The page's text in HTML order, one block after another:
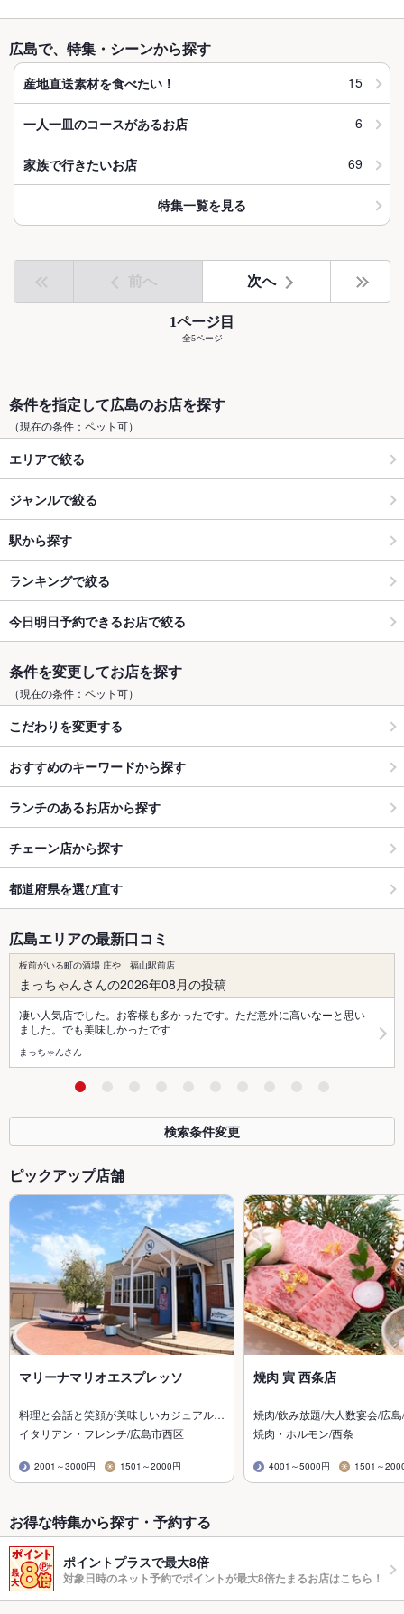
広島で、特集・シーンから探す
産地直送素材を食べたい！ 15
一人一皿のコースがあるお店 6
家族で行きたいお店 69
特集一覧を見る
前へ 次へ
1ページ目
全5ページ
条件を指定して広島のお店を探す
（現在の条件：ペット可）
エリアで絞る
ジャンルで絞る
駅から探す
ランキングで絞る
今日明日予約できるお店で絞る
条件を変更してお店を探す
（現在の条件：ペット可）
こだわりを変更する
おすすめのキーワードから探す
ランチのあるお店から探す
チェーン店から探す
都道府県を選び直す
広島エリアの最新口コミ
板前がいる町の酒場 庄や 福山駅前店
まっちゃんさんの2026年08月の投稿
凄い人気店でした。お客様も多かったです。ただ意外に高いなーと思い
ました。でも美味しかったです
まっちゃんさん
検索条件変更
ピックアップ店舗
マリーナマリオエスプレッソ
料理と会話と笑顔が美味しいカジュアル…
イタリアン・フレンチ/広島市西区
2001～3000円 1501～2000円
焼肉 寅 西条店
焼肉/飲み放題/大人数宴会/広
焼肉・ホルモン/西条
4001～5000円 1501～
お得な特集から探す・予約する
ポイントプラスで最大8倍
対象日時のネット予約でポイントが最大8倍たまるお店はこちら！